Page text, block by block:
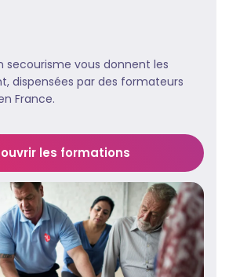
secourisme vous donnent les
dispensées par des formateurs
France.
les formations